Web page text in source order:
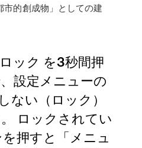
的創成物」としての建
ック を3秒間押
設定メニューの
ない（ロック）
ロックされてい
押すと「メニュ